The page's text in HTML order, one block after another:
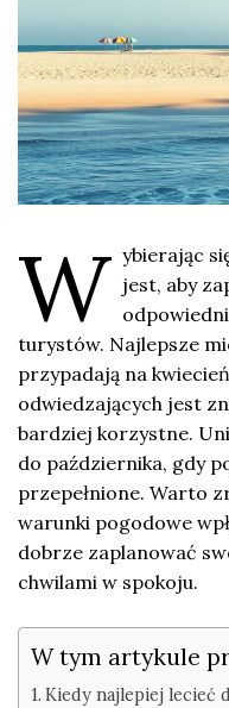
W ybierając
jest, aby
turystów. Najlepsze
przypadają na
odwiedzających jest
bardziej korzystne.
do października, gdy
przepełnione. Warto
warunki pogodowe
dobrze zaplanować
chwilami w spokoju.
W tym artykule
Kiedy najlepiej lecieć